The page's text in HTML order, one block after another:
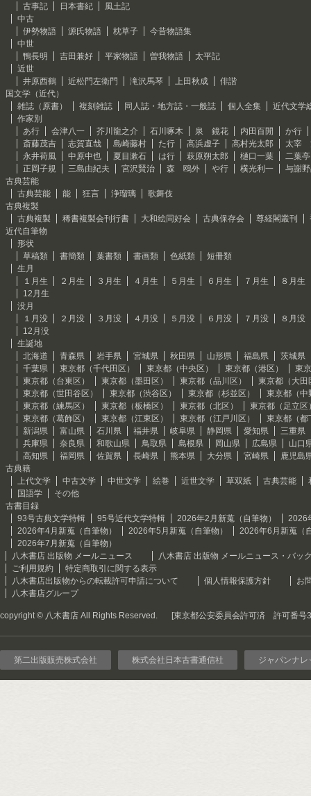
古事記
日本書紀
風土記
中古
伊勢物語
源氏物語 枕草子
今昔物語集
中世
鴨長明
吉田兼好 平家物語 曽我物語
太平記
近世
井原西鶴
近松門左衛門 滝沢馬琴 上田秋成
俳諧
国文学（近代）
雑誌（原書）
複刻雑誌 同人誌・地方誌・一般誌 個人全集
近代文学
作家別
あ行
会津八一 芥川龍之介 石川啄木 泉 鏡花 内田百閒
か行
斎藤茂吉
志賀直哉 島崎藤村 た行 高浜虚子 高村光太郎
太宰
永井荷風
中原中也 夏目漱石 は行 萩原朔太郎 樋口一葉
二葉
正岡子規
三島由紀夫 宮沢賢治 森 鴎外 や行 横光利一
与謝
古典芸能
古典芸能
能 狂言 浄瑠璃
歌舞伎
古典複製
古典複製
稀書複製会刊行書 大和絵同好会 古典保存会 尊経閣叢刊
近代自筆物
形状
草稿類
書簡類 葉書類 書画類 色紙類
短冊類
生月
１月生
２月生 ３月生 ４月生 ５月生 ６月生 ７月生
８月生
12月生
没月
１月没
２月没 ３月没 ４月没 ５月没 ６月没 ７月没
８月没
12月没
生誕地
北海道
青森県 岩手県 宮城県 秋田県 山形県 福島県
茨城県
千葉県
東京都（千代田区） 東京都（中央区） 東京都（港区）
東
東京都（台東区）
東京都（墨田区） 東京都（品川区）
東京都（大田
東京都（世田谷区）
東京都（渋谷区） 東京都（杉並区）
東京都（中
東京都（練馬区）
東京都（板橋区） 東京都（北区）
東京都（足立区
東京都（葛飾区）
東京都（江東区） 東京都（江戸川区）
東京都（都
新潟県
富山県 石川県 福井県 岐阜県 静岡県 愛知県
三重県
兵庫県
奈良県 和歌山県 鳥取県 島根県 岡山県 広島県
山口
高知県
福岡県 佐賀県 長崎県 熊本県 大分県 宮崎県
鹿児島
古典籍
上代文学
中古文学 中世文学 絵巻 近世文学 草双紙 古典芸能
国語学
その他
古書目録
93号古典文学特輯
95号近代文学特輯 2026年2月新蒐（自筆物）
2026
2026年4月新蒐（自筆物）
2026年5月新蒐（自筆物）
2026年6月新蒐（
2026年7月新蒐（自筆物）
八木書店 出版物 メールニュース
八木書店 出版物 メールニュース・バッ
ご利用規約
特定商取引に関する表示
八木書店出版物からの転載許可申請について
個人情報保護方針
お
八木書店グループ
copyright © 八木書店 All Rights Reserved. [東京都公安委員会許可済 許可番号
第二出版販売株式会社 株式会社日本古書通信社 ジャパンナレ